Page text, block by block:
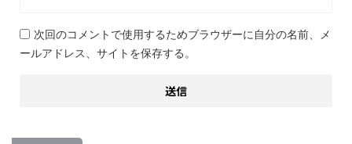
次回のコメントで使用するためブラウザーに自分の名前、メ
ールアドレス、サイトを保存する。